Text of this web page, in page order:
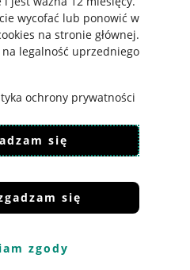
wycofać lub ponowić w
na stronie głównej.
legalność uprzedniego
ochrony prywatności
się
się
zgody
akceptacjęregulaminu